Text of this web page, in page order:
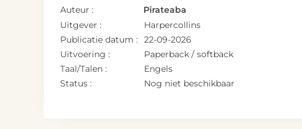
Auteur :
Pirateaba
Uitgever :
Harpercollins
Publicatie datum :
22-09-2026
Uitvoering :
Paperback / softback
Taal/Talen :
Engels
Status :
Nog niet beschikbaar